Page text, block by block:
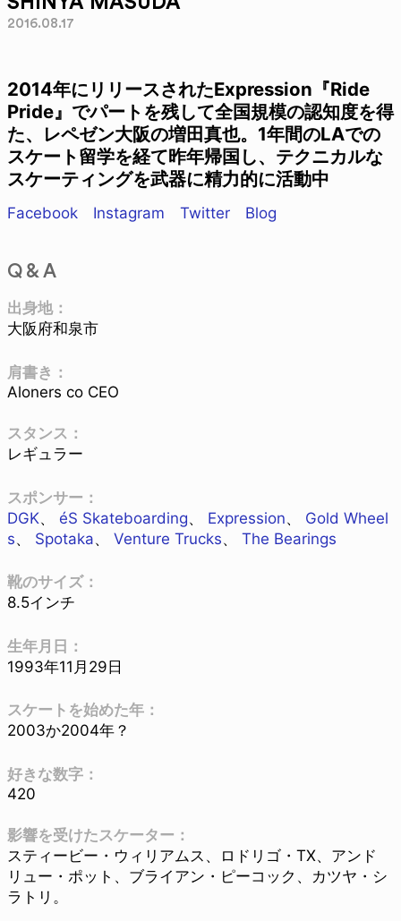
2016.08.17
2014年にリリースされたExpression『Ride
Pride』でパートを残して全国規模の認知度を得
た、レペゼン大阪の増田真也。1年間のLAでの
スケート留学を経て昨年帰国し、テクニカルな
スケーティングを武器に精力的に活動中
Facebook Instagram Twitter Blog
Q & A
出身地：
大阪府和泉市
肩書き：
Aloners co CEO
スタンス：
レギュラー
スポンサー：
DGK、 éS Skateboarding、 Expression、 Gold Wheel
s、 Spotaka、 Venture Trucks、 The Bearings
靴のサイズ：
8.5インチ
生年月日：
1993年11月29日
スケートを始めた年：
2003か2004年？
好きな数字：
420
影響を受けたスケーター：
スティービー・ウィリアムス、ロドリゴ・TX、アンド
リュー・ポット、ブライアン・ピーコック、カツヤ・シ
ラトリ。